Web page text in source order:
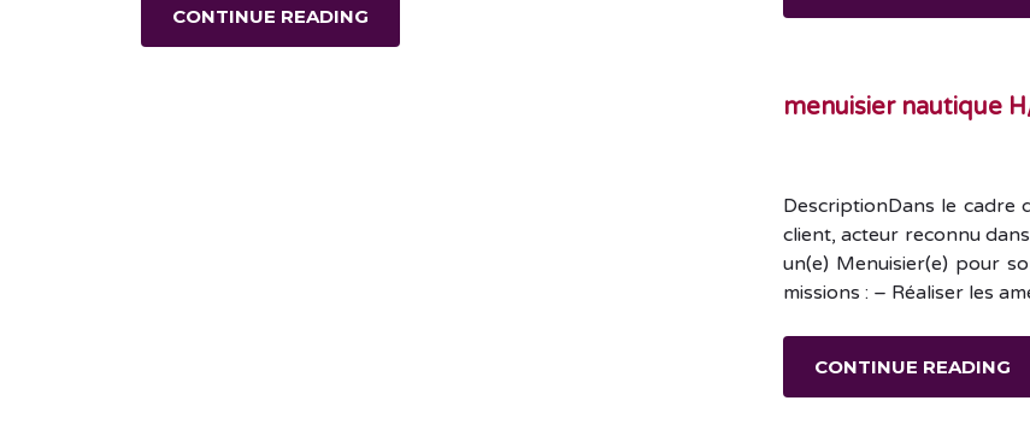
CONTINUE READING
menuisier nautique
DescriptionDans le cadre
client, acteur reconnu
un(e) Menuisier(e) pour
missions : – Réaliser les
CONTINUE READING